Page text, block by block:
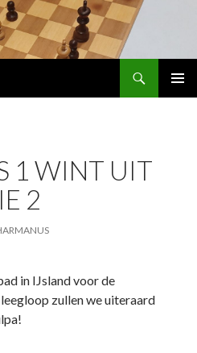
1 WINT UIT
2
in IJsland voor de
zullen we uiteraard